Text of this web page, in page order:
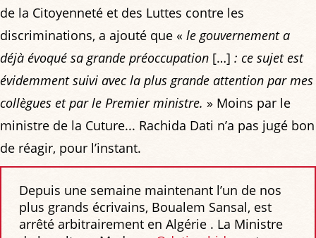
de la Citoyenneté et des Luttes contre les
discriminations, a ajouté que « le gouvernement a
déjà évoqué sa grande préoccupation […] : ce sujet est
évidemment suivi avec la plus grande attention par mes
collègues et par le Premier ministre. » Moins par le
ministre de la Cuture... Rachida Dati n’a pas jugé bon
de réagir, pour l’instant.
Depuis une semaine maintenant l’un de nos
plus grands écrivains, Boualem Sansal, est
arrêté arbitrairement en Algérie . La Ministre